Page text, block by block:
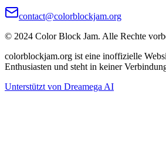
contact@colorblockjam.org
© 2024 Color Block Jam. Alle Rechte
colorblockjam.org ist eine inoffizielle
Enthusiasten und steht in keiner
Unterstützt von Dreamega AI